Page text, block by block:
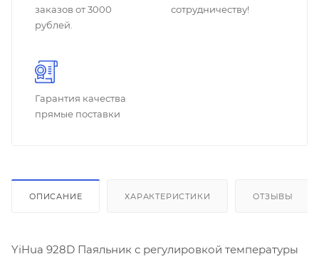
заказов от 3000
рублей.
сотрудничеству!
Гарантия качества
прямые поставки
ОПИСАНИЕ ХАРАКТЕРИСТИКИ ОТЗЫВЫ
YiHua 928D Паяльник с регулировкой температуры